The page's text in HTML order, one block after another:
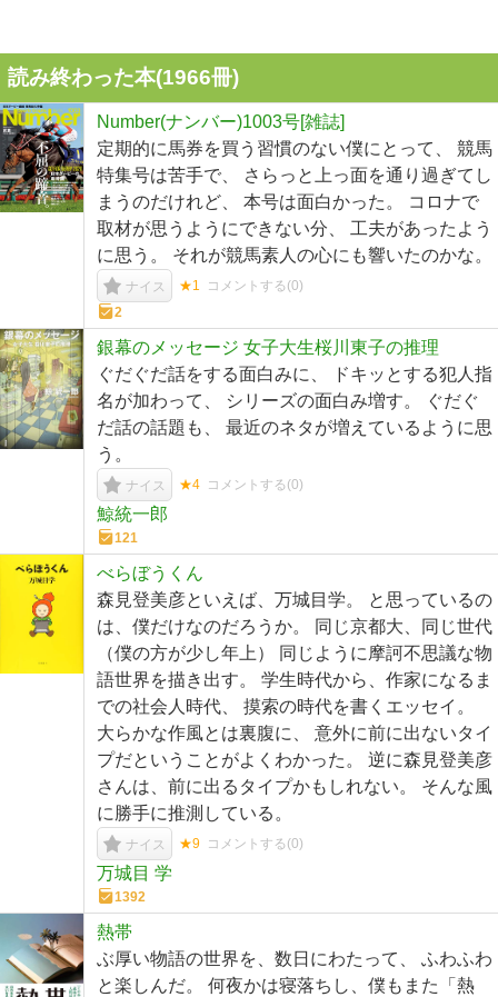
読み終わった本(1966冊)
Number(ナンバー)1003号[雑誌]
定期的に馬券を買う習慣のない僕にとって、 競馬
特集号は苦手で、 さらっと上っ面を通り過ぎてし
まうのだけれど、 本号は面白かった。 コロナで
取材が思うようにできない分、 工夫があったよう
に思う。 それが競馬素人の心にも響いたのかな。
ナイス ★1 コメントする(0)
2
銀幕のメッセージ 女子大生桜川東子の推理
ぐだぐだ話をする面白みに、 ドキッとする犯人指
名が加わって、 シリーズの面白み増す。 ぐだぐ
だ話の話題も、 最近のネタが増えているように思
う。
ナイス ★4 コメントする(0)
鯨統一郎
121
べらぼうくん
森見登美彦といえば、万城目学。 と思っているの
は、僕だけなのだろうか。 同じ京都大、同じ世代
（僕の方が少し年上） 同じように摩訶不思議な物
語世界を描き出す。 学生時代から、作家になるま
での社会人時代、 摸索の時代を書くエッセイ。
大らかな作風とは裏腹に、 意外に前に出ないタイ
プだということがよくわかった。 逆に森見登美彦
さんは、前に出るタイプかもしれない。 そんな風
に勝手に推測している。
ナイス ★9 コメントする(0)
万城目 学
1392
熱帯
ぶ厚い物語の世界を、数日にわたって、 ふわふわ
と楽しんだ。 何夜かは寝落ちし、僕もまた「熱